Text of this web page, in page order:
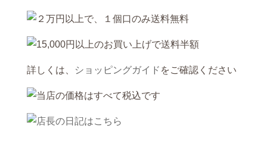
詳しくは、 ショッピングガイド をご確認ください